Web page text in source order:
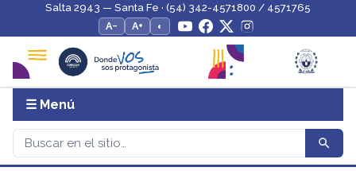
Salta 2943 — Santa Fe · (54) 342-4571800 / 4571765
A−
A+ ◐
☰ Menú